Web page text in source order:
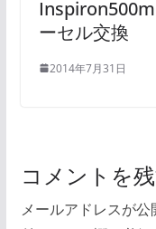
ーセル交換
2014年7月31日
コメントを
メールアドレスが公